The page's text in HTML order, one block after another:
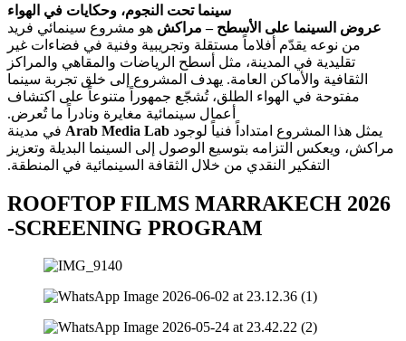
عروض السينما على الأسطح – مراكش هو مشروع سينمائي فريد
من نوعه يقدّم أفلاماً مستقلة وتجريبية وفنية في فضاءات غير
تقليدية في المدينة، مثل أسطح الرياضات والمقاهي والمراكز
الثقافية والأماكن العامة. يهدف المشروع إلى خلق تجربة سينما
مفتوحة في الهواء الطلق، تُشجّع جمهوراً متنوعاً على اكتشاف
‫يمثل هذا المشروع امتداداً فنياً لوجود Arab Media Lab في مدينة
مراكش، ويعكس التزامه بتوسيع الوصول إلى السينما البديلة وتعزيز
ROOFTOP FILMS MARRAKECH 2026
-SCREENING PROGRAM